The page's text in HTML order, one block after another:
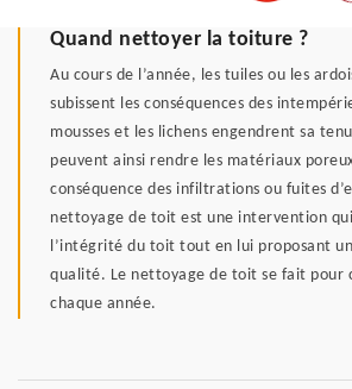
Quand nettoyer la toiture ?
Au cours de l’année, les tuiles ou les
subissent les conséquences des
mousses et les lichens engendrent sa
peuvent ainsi rendre les matériaux
conséquence des infiltrations ou fuites
nettoyage de toit est une intervention
l’intégrité du toit tout en lui proposant
qualité. Le nettoyage de toit se fait pour
chaque année.